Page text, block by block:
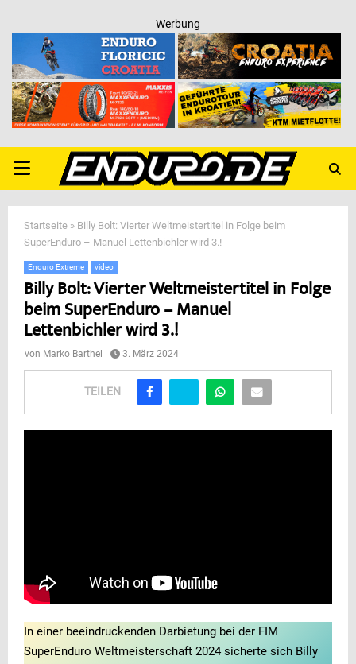
Werbung
PRIMARY
MENU
Startseite » Billy Bolt: Vierter Weltmeistertitel in Folge beim
SuperEnduro – Manuel Lettenbichler wird 3.!
Enduro Extreme video
Billy Bolt: Vierter Weltmeistertitel in Folge
beim SuperEnduro – Manuel
Lettenbichler wird 3.!
von Marko Barthel 3. März 2024
TEILEN
In einer beeindruckenden Darbietung bei der FIM
SuperEnduro Weltmeisterschaft 2024 sicherte sich Billy